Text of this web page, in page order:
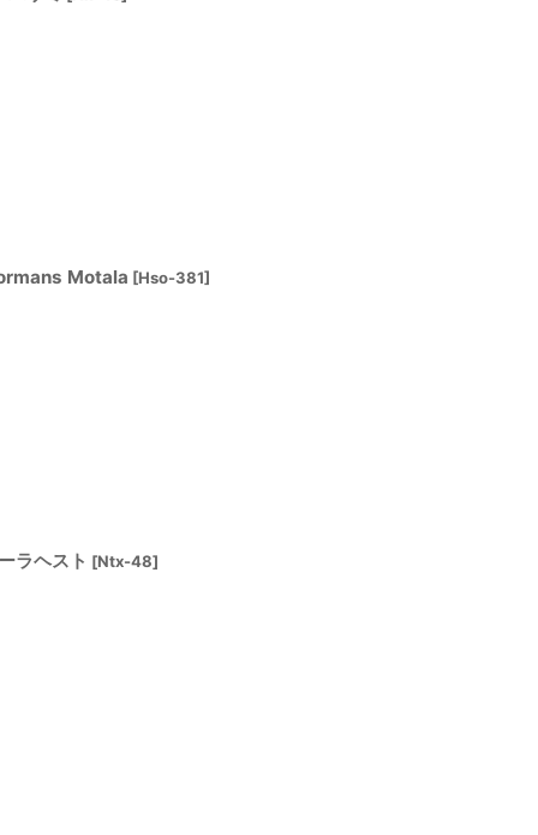
Motala [Hso-381]
ラヘスト [Ntx-48]